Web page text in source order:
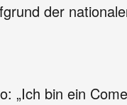
der
„Ich bin ein